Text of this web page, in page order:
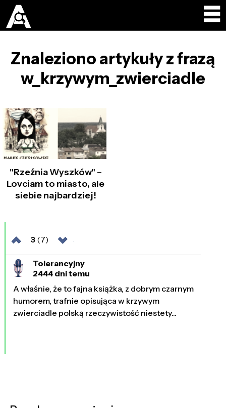
Znaleziono artykuły z frazą
w_krzywym_zwierciadle
"Rzeźnia Wyszków" –
Lovciam to miasto, ale
siebie najbardziej!
3 (7)
Tolerancyjny
2444 dni temu
A właśnie, że to fajna książka, z dobrym czarnym
humorem, trafnie opisująca w krzywym
zwierciadle polską rzeczywistość niestety...